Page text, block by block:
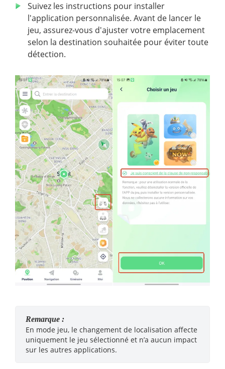
Suivez les instructions pour installer
l'application personnalisée. Avant de lancer le
jeu, assurez-vous d'ajuster votre emplacement
selon la destination souhaitée pour éviter toute
détection.
Remarque :
En mode jeu, le changement de localisation affecte
uniquement le jeu sélectionné et n’a aucun impact
sur les autres applications.